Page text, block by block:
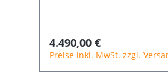
Regulärer Preis:
4.490,00 €
Preise inkl. MwSt. zzgl.